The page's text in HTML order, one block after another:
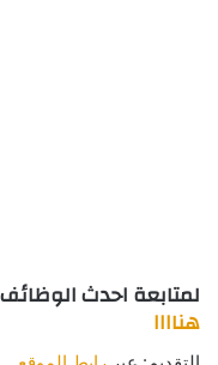
لمتابعة احدث
هناااا